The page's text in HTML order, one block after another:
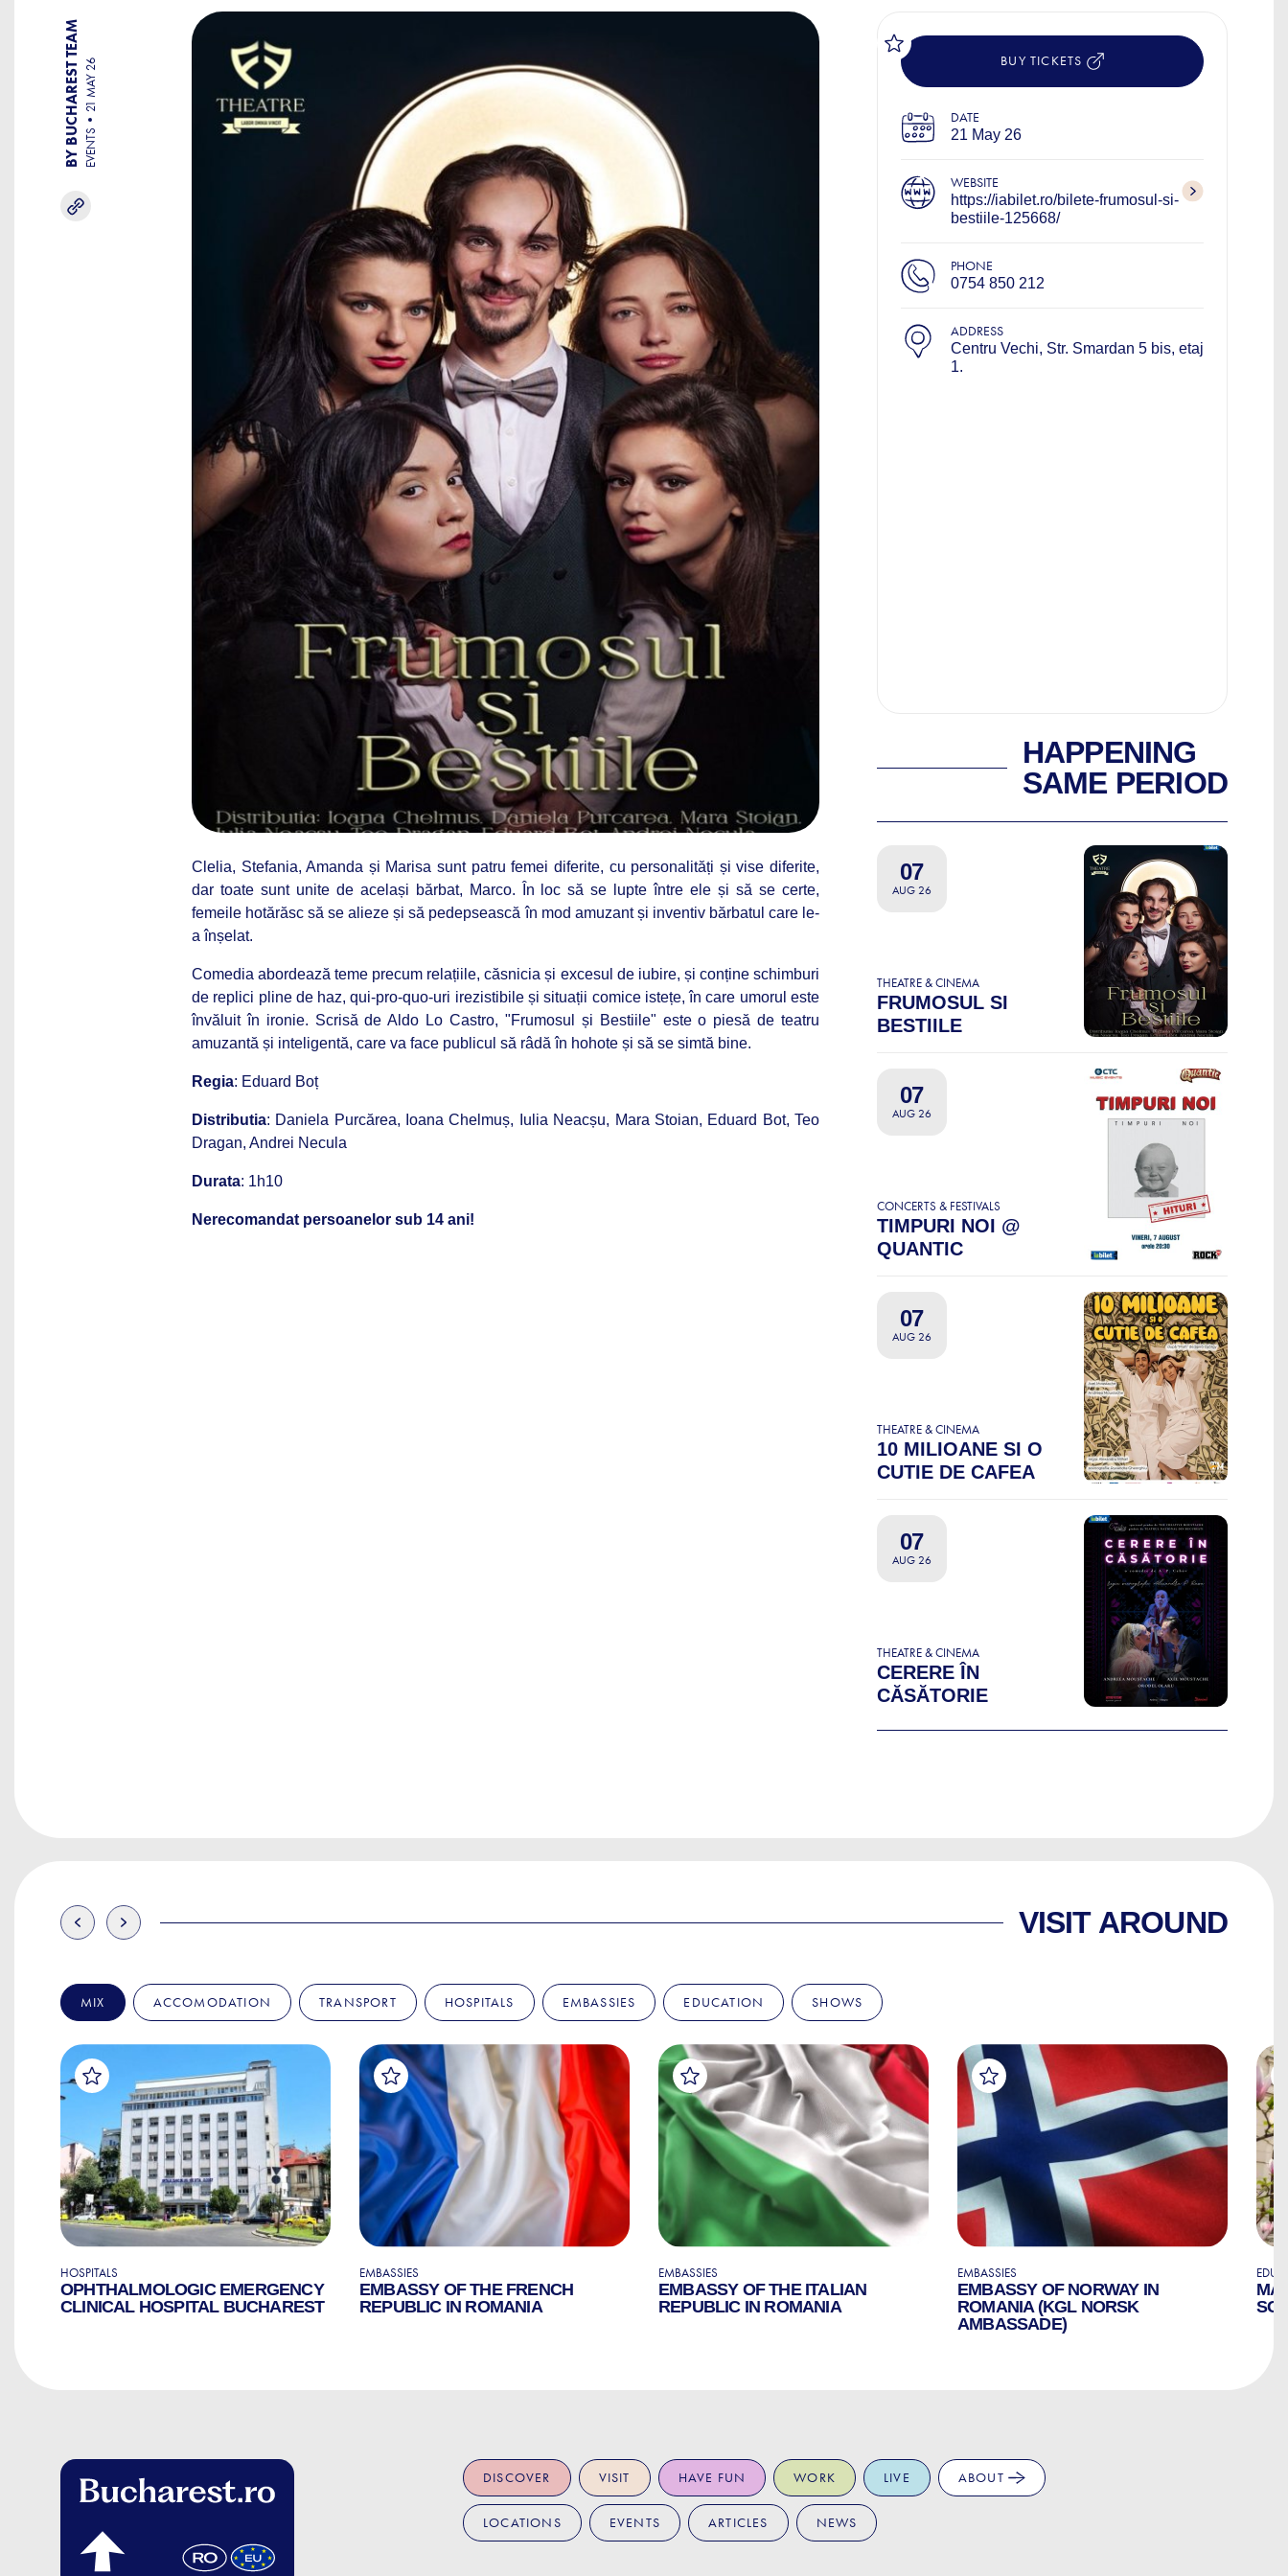
BY BUCHAREST TEAM EVENTS
21 MAY 26
Clelia, Stefania, Amanda și Marisa sunt patru femei diferite, cu personalități și vise diferite,
dar toate sunt unite de același bărbat, Marco. În loc să se lupte între ele și să se certe,
femeile hotărăsc să se alieze și să pedepsească în mod amuzant și inventiv bărbatul care le-
a înșelat.
Comedia abordează teme precum relațiile, căsnicia și excesul de iubire, și conține schimburi
de replici pline de haz, qui-pro-quo-uri irezistibile și situații comice istețe, în care umorul este
învăluit în ironie. Scrisă de Aldo Lo Castro, "Frumosul și Bestiile" este o piesă de teatru
amuzantă și inteligentă, care va face publicul să râdă în hohote și să se simtă bine.
Regia: Eduard Boț
Distributia: Daniela Purcărea, Ioana Chelmuș, Iulia Neacșu, Mara Stoian, Eduard Bot, Teo
Dragan, Andrei Necula
Durata: 1h10
Nerecomandat persoanelor sub 14 ani!
BUY TICKETS
DATE
21 May 26
WEBSITE
https://iabilet.ro/bilete-frumosul-si-
bestiile-125668/
PHONE
0754 850 212
ADDRESS
Centru Vechi, Str. Smardan 5 bis, etaj
1.
HAPPENING
SAME PERIOD
07
AUG 26
THEATRE & CINEMA
FRUMOSUL SI
BESTIILE
07
AUG 26
CONCERTS & FESTIVALS
TIMPURI NOI @
QUANTIC
07
AUG 26
THEATRE & CINEMA
10 MILIOANE SI O
CUTIE DE CAFEA
07
AUG 26
THEATRE & CINEMA
CERERE ÎN
CĂSĂTORIE
VISIT AROUND
MIX ACCOMODATION TRANSPORT HOSPITALS EMBASSIES EDUCATION SHOWS
HOSPITALS
OPHTHALMOLOGIC EMERGENCY
CLINICAL HOSPITAL BUCHAREST
EMBASSIES
EMBASSY OF THE FRENCH
REPUBLIC IN ROMANIA
EMBASSIES
EMBASSY OF THE ITALIAN
REPUBLIC IN ROMANIA
EMBASSIES
EMBASSY OF NORWAY IN
ROMANIA (KGL NORSK
AMBASSADE)
DISCOVER VISIT HAVE FUN WORK LIVE ABOUT
LOCATIONS EVENTS ARTICLES NEWS